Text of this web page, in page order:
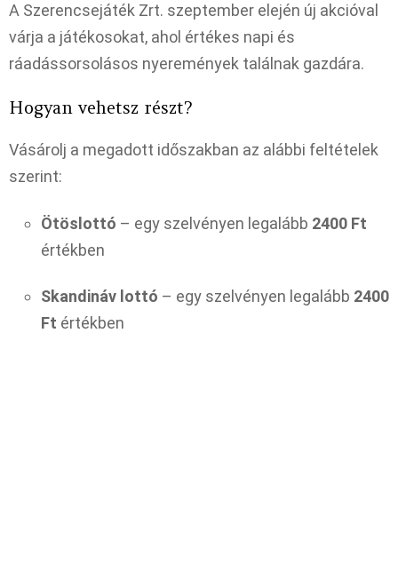
A Szerencsejáték Zrt. szeptember elején új akcióval
várja a játékosokat, ahol értékes napi és
ráadássorsolásos nyeremények találnak gazdára.
Hogyan vehetsz részt?
Vásárolj a megadott időszakban az alábbi feltételek
szerint:
Ötöslottó – egy szelvényen legalább 2400 Ft
értékben
Skandináv lottó – egy szelvényen legalább 2400
Ft értékben